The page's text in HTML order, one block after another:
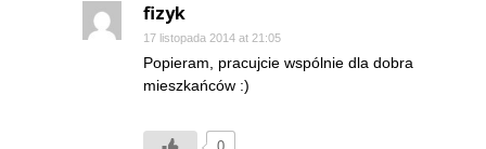
fizyk
17 listopada 2014 at 21:05
Popieram, pracujcie wspólnie dla dobra
mieszkańców :)